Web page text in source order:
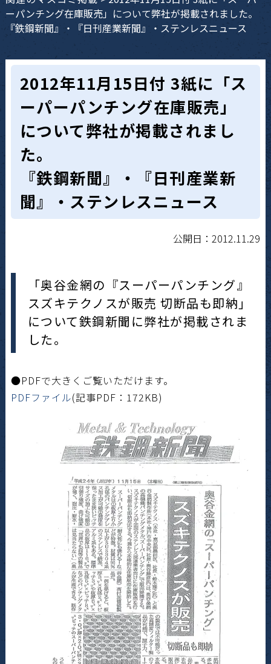
ーパンチング在庫販売」について弊社が掲載されました。
『鉄鋼新聞』・『日刊産業新聞』・ステンレスニュース
2012年11月15日付 3紙に「ス
ーパーパンチング在庫販売」
について弊社が掲載されまし
た。
『鉄鋼新聞』・『日刊産業新
聞』・ステンレスニュース
公開日：2012.11.29
「奥谷金網の『スーパーパンチング』
スズキテクノスが販売 切断品も即納」
について鉄鋼新聞に弊社が掲載されま
した。
●PDFで大きくご覧いただけます。
PDFファイル(記事PDF：172KB)